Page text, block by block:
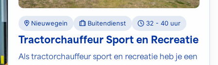
Tractorchauffeur Sport en Recreatie
Nieuwegein Buitendienst 32 - 40 uur
Als tractorchauffeur sport en recreatie heb je een